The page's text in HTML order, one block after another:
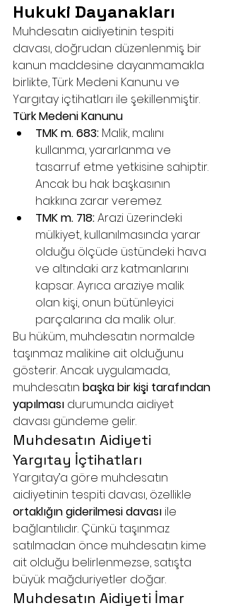
Hukuki Dayanakları
Muhdesatın aidiyetinin tespiti
davası, doğrudan düzenlenmiş bir
kanun maddesine dayanmamakla
birlikte, Türk Medeni Kanunu ve
Yargıtay içtihatları ile şekillenmiştir.
Türk Medeni Kanunu
TMK m. 683: Malik, malını
kullanma, yararlanma ve
tasarruf etme yetkisine sahiptir.
Ancak bu hak başkasının
hakkına zarar veremez.
TMK m. 718: Arazi üzerindeki
mülkiyet, kullanılmasında yarar
olduğu ölçüde üstündeki hava
ve altındaki arz katmanlarını
kapsar. Ayrıca araziye malik
olan kişi, onun bütünleyici
parçalarına da malik olur.
Bu hüküm, muhdesatın normalde
taşınmaz malikine ait olduğunu
gösterir. Ancak uygulamada,
muhdesatın başka bir kişi tarafından
yapılması durumunda aidiyet
davası gündeme gelir.
Muhdesatın Aidiyeti
Yargıtay İçtihatları
Yargıtay’a göre muhdesatın
aidiyetinin tespiti davası, özellikle
ortaklığın giderilmesi davası ile
bağlantılıdır. Çünkü taşınmaz
satılmadan önce muhdesatın kime
ait olduğu belirlenmezse, satışta
büyük mağduriyetler doğar.
Muhdesatın Aidiyeti İmar